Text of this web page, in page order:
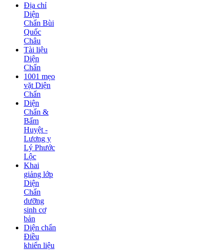
Địa chỉ
Diện
Chẩn Bùi
Quốc
Châu
Tài liệu
Diện
Chẩn
1001 mẹo
vặt Diện
Chẩn
Diện
Chẩn &
Bấm
Huyệt -
Lương y
Lý Phước
Lộc
Khai
giảng lớp
Diện
Chẩn
dưỡng
sinh cơ
bản
Diện chẩn
Điều
khiển liệu